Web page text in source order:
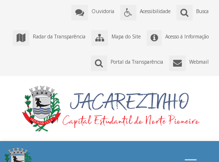
Busca
Acessibilidade
Ouvidoria
Acesso à Informação
Mapa do Site
Radar da Transparência
Webmail
Portal da Transparência